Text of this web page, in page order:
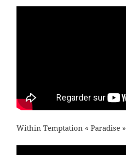
Within Temptation « Paradise »